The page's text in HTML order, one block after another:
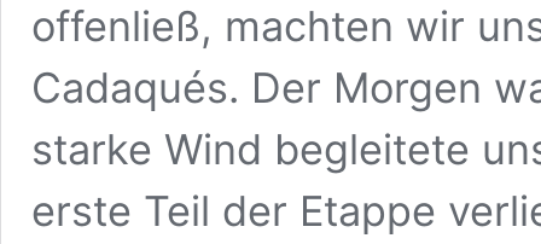
offenließ, machten wir
Cadaqués. Der Morgen
starke Wind begleitete
erste Teil der Etappe